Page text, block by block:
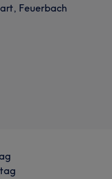
Feuerbach